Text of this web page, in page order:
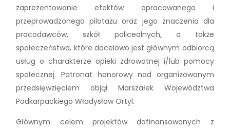
zaprezentowanie efektów opracowanego i
przeprowadzonego pilotażu oraz jego znaczenia dla
pracodawców, szkół policealnych, a także
społeczeństwa, które docelowo jest głównym odbiorcą
usług o charakterze opieki zdrowotnej i/lub pomocy
społecznej. Patronat honorowy nad organizowanym
przedsięwzięciem objął Marszałek Województwa
Podkarpackiego Władysław Ortyl.
Głównym celem projektów dofinansowanych z